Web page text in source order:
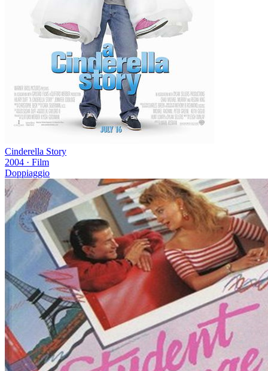
Cinderella Story
2004 · Film
Doppiaggio